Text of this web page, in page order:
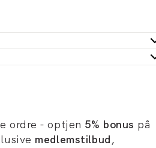
ordre - optjen 5% bonus på
medlemstilbud,